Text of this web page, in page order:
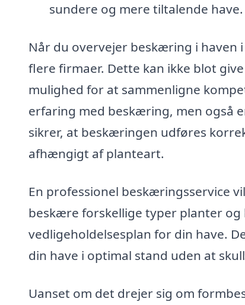
sundere og mere tiltalende have.
Når du overvejer beskæring i haven
flere firmaer. Dette kan ikke blot
mulighed for at sammenligne
erfaring med beskæring, men også
sikrer, at beskæringen udføres
afhængigt af planteart.
En professionel beskæringsservice
beskære forskellige typer planter
vedligeholdelsesplan for din have.
din have i optimal stand uden at
Uanset om det drejer sig om